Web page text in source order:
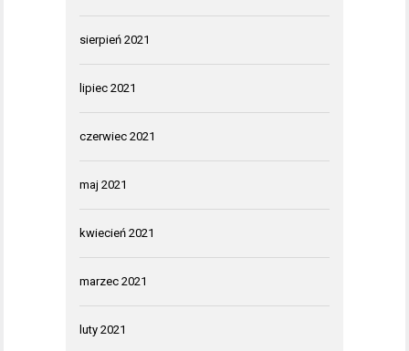
sierpień 2021
lipiec 2021
czerwiec 2021
maj 2021
kwiecień 2021
marzec 2021
luty 2021